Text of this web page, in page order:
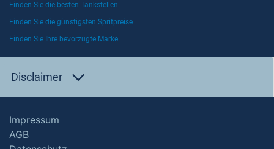
Finden Sie die besten Tankstellen
Finden Sie die günstigsten Spritpreise
Finden Sie Ihre bevorzugte Marke
Disclaimer
Impressum
AGB